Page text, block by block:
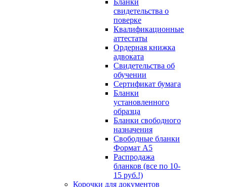
свидетельства о
поверке
Квалификационные
аттестаты
Ордерная книжка
адвоката
Свидетельства об
обучении
Сертификат бумага
Бланки
установленного
образца
Бланки свободного
назначения
Свободные бланки
Формат А5
Распродажа
бланков (все по 10-
15 руб.!)
Корочки для документов